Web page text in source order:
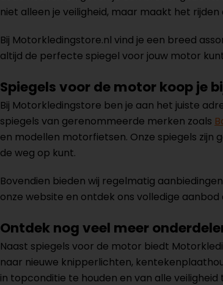
niet alleen je veiligheid, maar maakt het
Bij Motorkledingstore.nl vind je een breed
altijd de perfecte spiegel voor jouw motor
Spiegels voor de motor koop je
Bij Motorkledingstore ben je aan het juiste
spiegels van gerenommeerde merken zoals
en modellen motorfietsen. Onze spiegels zijn
de weg op kunt.
Bovendien bieden wij regelmatig
onze website en ontdek ons volledige
Ontdek nog veel meer
Naast spiegels voor de motor biedt
naar nieuwe knipperlichten,
in topconditie te houden en van alle veiligheid